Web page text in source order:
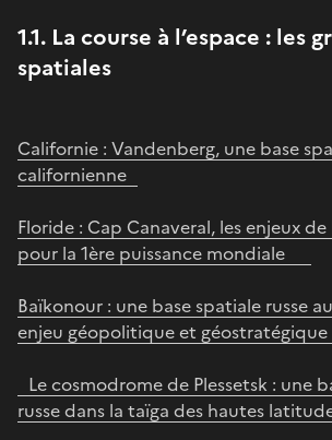
1.1. La course à l’espace : les
spatiales
Californie : Vandenberg, une base
californienne
Floride : Cap Canaveral, les enjeux de
pour la 1ère puissance mondiale
Baïkonour : une base spatiale russe
enjeu géopolitique et géostratégique
Le cosmodrome de Plessetsk : une
russe dans la taïga des hautes